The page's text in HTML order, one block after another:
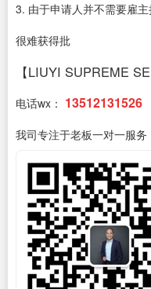
3. 由于申请人并不需要雇
很难获得批
【LIUYI SUPREME
电话wx： 13512131526
我司专注于老板一对一服务